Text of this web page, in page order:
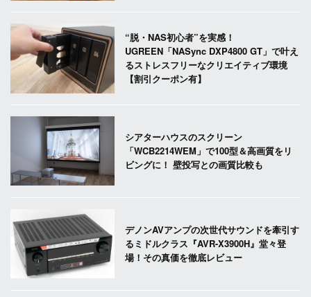
“脱・NAS初心者”を実感！
UGREEN「NASync DXP4800 GT」で叶え
るストレスフリーなクリエイティブ環境
【割引クーポン有】
シアターハウスのスクリーン
「WCB2214WEM」で100型＆高画質をリ
ビングに！ 壁投写との画質比較も
デノンAVアンプの次世代サウンドを牽引す
るミドルクラス『AVR-X3900H』堂々登
場！その真価を徹底レビュー